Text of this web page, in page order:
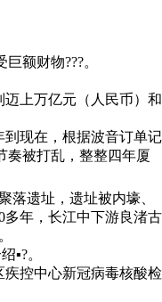
额财物???。
上万亿元（人民币）和
现在，根据波音订单记
奏被打乱，整整四年厦
遗址，遗址被内壕、
年，长江中下游良渚古
▪?。
控中心新冠病毒核酸检